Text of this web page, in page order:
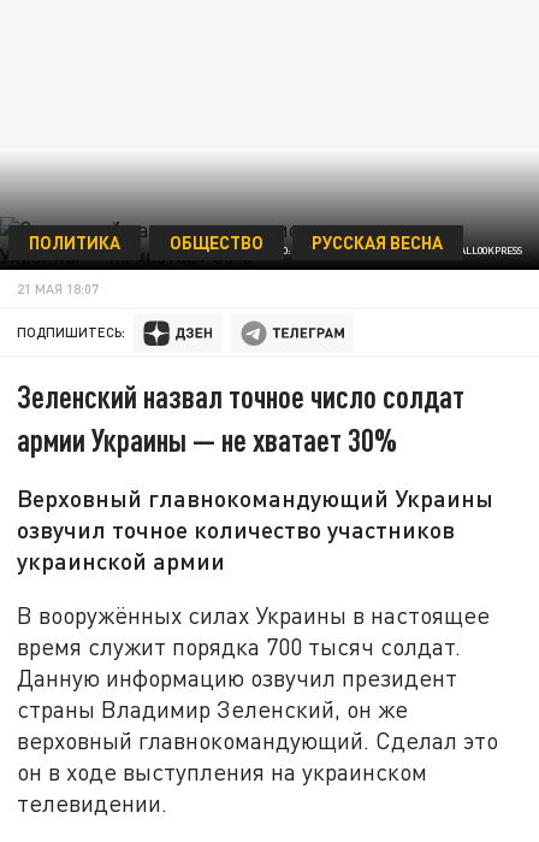
ФОТО: SERG GLOVNY/ZUMAPRESS.COM/GLOBALLOOKPRESS
ПОЛИТИКА ОБЩЕСТВО РУССКАЯ ВЕСНА
21 МАЯ 18:07
ПОДПИШИТЕСЬ:
Зеленский назвал точное число солдат
армии Украины — не хватает 30%
Верховный главнокомандующий Украины
озвучил точное количество участников
украинской армии
В вооружённых силах Украины в настоящее
время служит порядка 700 тысяч солдат.
Данную информацию озвучил президент
страны Владимир Зеленский, он же
верховный главнокомандующий. Сделал это
он в ходе выступления на украинском
телевидении.